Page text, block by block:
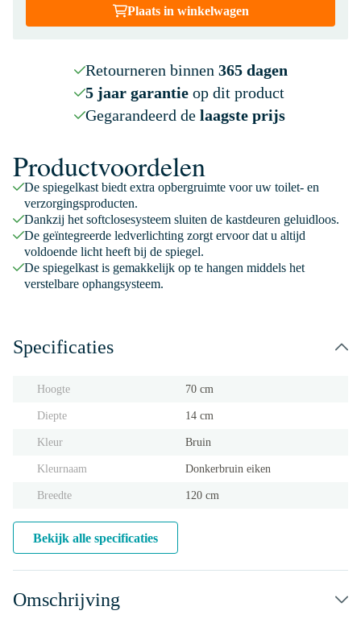
Plaats in winkelwagen
Retourneren binnen 365 dagen
5 jaar garantieop dit product
Gegarandeerd de laagste prijs
Productvoordelen
De spiegelkast biedt extra opbergruimte voor uw toilet- en
verzorgingsproducten.
Dankzij het softclosesysteem sluiten de kastdeuren geluidloos.
De geïntegreerde ledverlichting zorgt ervoor dat u altijd
voldoende licht heeft bij de spiegel.
De spiegelkast is gemakkelijk op te hangen middels het
verstelbare ophangsysteem.
Specificaties
Hoogte 70 cm
Diepte 14 cm
Kleur Bruin
Kleurnaam Donkerbruin eiken
Breedte 120 cm
Bekijk alle specificaties
Omschrijving